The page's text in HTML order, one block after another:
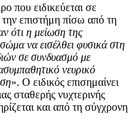
που ειδικεύεται σε
την επιστήμη πίσω από τη
ότι η μείωση της
να εισέλθει φυσικά στη
σε συνδυασμό με
νευρικό
». Ο ειδικός επισημαίνει
σταθερής νυχτερινής
και από τη σύγχρονη